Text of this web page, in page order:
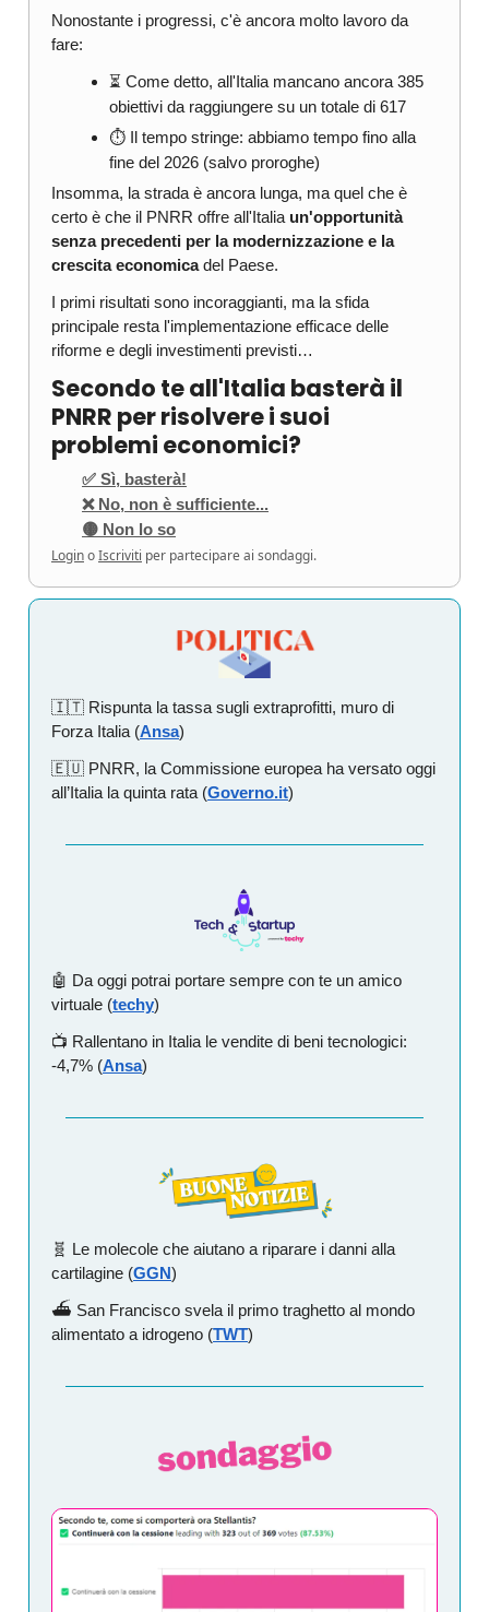
Nonostante i progressi, c'è ancora molto lavoro da
fare:
⏳ Come detto, all'Italia mancano ancora 385
obiettivi da raggiungere su un totale di 617
⏱️ Il tempo stringe: abbiamo tempo fino alla
fine del 2026 (salvo proroghe)
Insomma, la strada è ancora lunga, ma quel che è
certo è che il PNRR offre all'Italia un'opportunità
senza precedenti per la modernizzazione e la
crescita economicadel Paese.
I primi risultati sono incoraggianti, ma la sfida
principale resta l'implementazione efficace delle
riforme e degli investimenti previsti…
Secondo te all'Italia basterà il
PNRR per risolvere i suoi
problemi economici?
✅ Sì, basterà!
❌ No, non è sufficiente...
🟡 Non lo so
LoginoIscriviti per partecipare ai sondaggi.
🇮🇹 Rispunta la tassa sugli extraprofitti, muro di
Forza Italia (Ansa)
🇪🇺 PNRR, la Commissione europea ha versato oggi
all’Italia la quinta rata (Governo.it)
🤖 Da oggi potrai portare sempre con te un amico
virtuale (techy)
📺️ Rallentano in Italia le vendite di beni tecnologici:
-4,7% (Ansa)
🧬 Le molecole che aiutano a riparare i danni alla
cartilagine (GGN)
⛴️ San Francisco svela il primo traghetto al mondo
alimentato a idrogeno (TWT)